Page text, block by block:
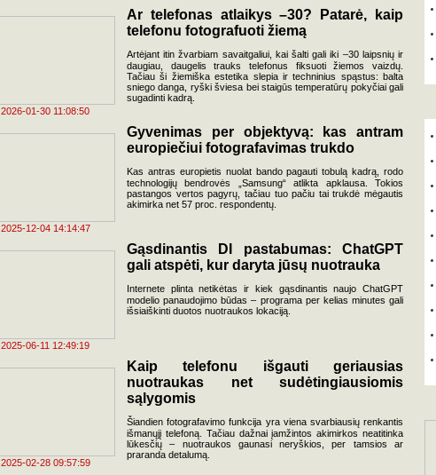
2026-01-30 11:08:50
Ar telefonas atlaikys –30? Patarė, kaip
telefonu fotografuoti žiemą
Artėjant itin žvarbiam savaitgaliui, kai šalti gali iki –30 laipsnių ir
daugiau, daugelis trauks telefonus fiksuoti žiemos vaizdų.
Tačiau ši žiemiška estetika slepia ir techninius spąstus: balta
sniego danga, ryški šviesa bei staigūs temperatūrų pokyčiai gali
sugadinti kadrą.
2025-12-04 14:14:47
Gyvenimas per objektyvą: kas antram
europiečiui fotografavimas trukdo
Kas antras europietis nuolat bando pagauti tobulą kadrą, rodo
technologijų bendrovės „Samsung“ atlikta apklausa. Tokios
pastangos vertos pagyrų, tačiau tuo pačiu tai trukdė mėgautis
akimirka net 57 proc. respondentų.
2025-06-11 12:49:19
Gąsdinantis DI pastabumas: ChatGPT
gali atspėti, kur daryta jūsų nuotrauka
Internete plinta netikėtas ir kiek gąsdinantis naujo ChatGPT
modelio panaudojimo būdas – programa per kelias minutes gali
išsiaiškinti duotos nuotraukos lokaciją.
2025-02-28 09:57:59
Kaip telefonu išgauti geriausias
nuotraukas net sudėtingiausiomis
sąlygomis
Šiandien fotografavimo funkcija yra viena svarbiausių renkantis
išmanųjį telefoną. Tačiau dažnai įamžintos akimirkos neatitinka
lūkesčių – nuotraukos gaunasi neryškios, per tamsios ar
praranda detalumą.